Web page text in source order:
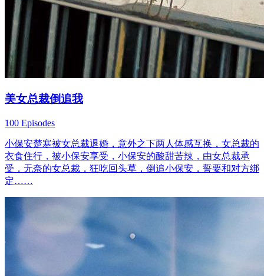
美女总裁倒追我
100 Episodes
小保安楚寒被女总裁退婚，意外之下两人体感互换，女总裁的
衣食住行，被小保安享受，小保安的酸甜苦辣，由女总裁承
受，无奈的女总裁，狂吃回头草，倒追小保安，誓要和对方绑
定……